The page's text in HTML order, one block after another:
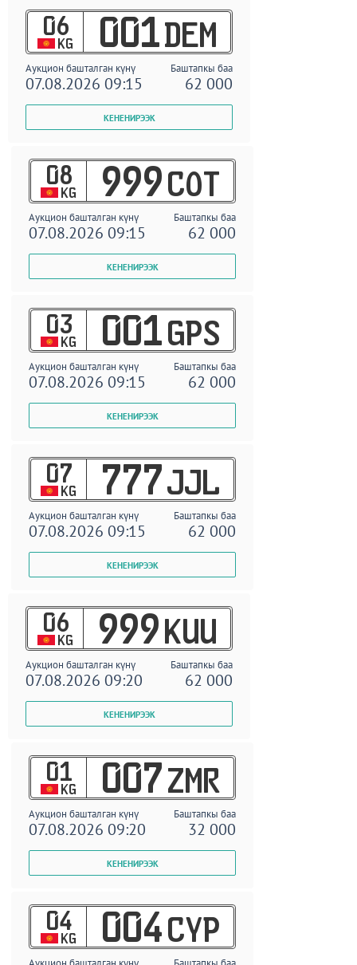
06
KG 001 DEM
Аукцион башталган күнү Баштапкы баа
07.08.2026 09:15 62 000
08
KG 999 COT
Аукцион башталган күнү Баштапкы баа
07.08.2026 09:15 62 000
03
KG 001 GPS
Аукцион башталган күнү Баштапкы баа
07.08.2026 09:15 62 000
07
KG 777 JJL
Аукцион башталган күнү Баштапкы баа
07.08.2026 09:15 62 000
06
KG 999 KUU
Аукцион башталган күнү Баштапкы баа
07.08.2026 09:20 62 000
01
KG 007 ZMR
Аукцион башталган күнү Баштапкы баа
07.08.2026 09:20 32 000
04
KG 004 CYP